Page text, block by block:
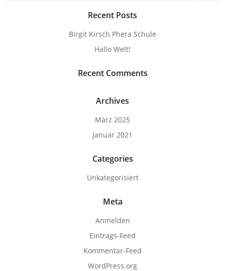
Recent Posts
Birgit Kirsch Phera Schule
Hallo Welt!
Recent Comments
Archives
März 2025
Januar 2021
Categories
Unkategorisiert
Meta
Anmelden
Eintrags-Feed
Kommentar-Feed
WordPress.org